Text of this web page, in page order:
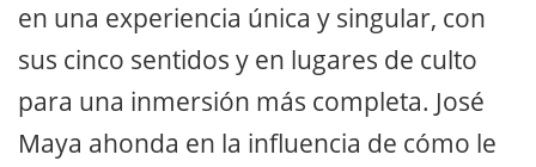
en una experiencia única y singular, con
sus cinco sentidos y en lugares de culto
para una inmersión más completa. José
Maya ahonda en la influencia de cómo le